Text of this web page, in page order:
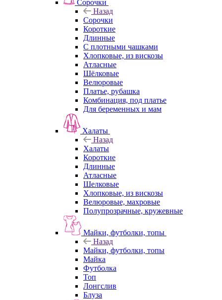
Сорочки
Назад
Сорочки
Короткие
Длинные
С плотными чашками
Хлопковые, из вискозы
Атласные
Шёлковые
Велюровые
Платье, рубашка
Комбинация, под платье
Для беременных и мам
Халаты
Назад
Халаты
Короткие
Длинные
Атласные
Шелковые
Хлопковые, из вискозы
Велюровые, махровые
Полупрозрачные, кружевные
Майки, футболки, топы
Назад
Майки, футболки, топы
Майка
Футболка
Топ
Лонгслив
Блуза